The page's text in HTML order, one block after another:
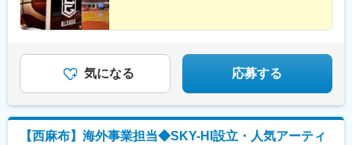
試用期間は3カ月で、条件に変更はありません。■管理職クラス年
俸730万円～1,000万円支払方法：年俸の1/12を毎月支給※役職手
気になる 応募する
【西麻布】海外事業担当◆SKY-HI設立・人気アーティ